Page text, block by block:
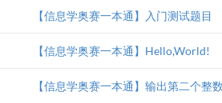
【信息学奥赛一本通】入门测试题目
【信息学奥赛一本通】Hello,World!
【信息学奥赛一本通】输出第二个整